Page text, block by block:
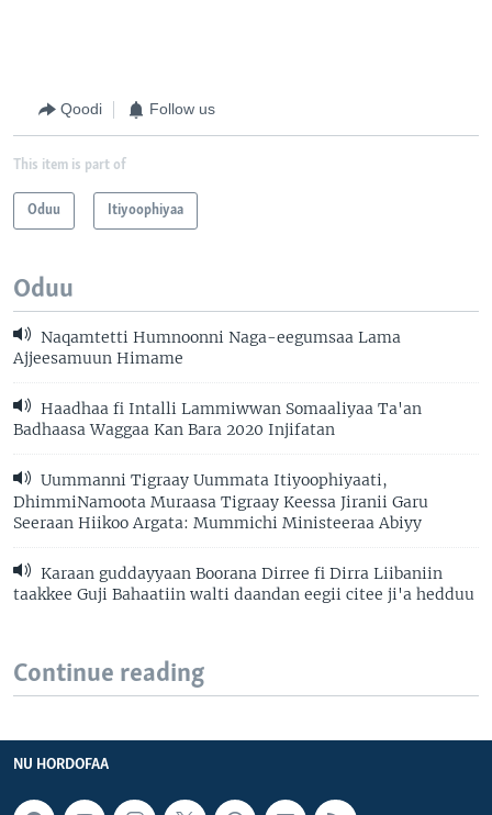
Qoodi Follow us
This item is part of
Oduu Itiyoophiyaa
Oduu
Naqamtetti Humnoonni Naga-eegumsaa Lama
Ajjeesamuun Himame
Haadhaa fi Intalli Lammiwwan Somaaliyaa Ta'an
Badhaasa Waggaa Kan Bara 2020 Injifatan
Uummanni Tigraay Uummata Itiyoophiyaati,
DhimmiNamoota Muraasa Tigraay Keessa Jiranii Garu
Seeraan Hiikoo Argata: Mummichi Ministeeraa Abiyy
Karaan guddayyaan Boorana Dirree fi Dirra Liibaniin
taakkee Guji Bahaatiin walti daandan eegii citee ji'a hedduu
Continue reading
NU HORDOFAA